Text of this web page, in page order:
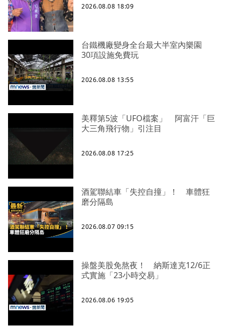
2026.08.08 18:09
台鐵機廠變身全台最大半室內樂園
30項設施免費玩
2026.08.08 13:55
美釋第5波「UFO檔案」 阿富汗「巨
大三角飛行物」引注目
2026.08.08 17:25
酒駕聯結車「失控自撞」！ 車體狂
磨分隔島
2026.08.07 09:15
操盤美股免熬夜！ 納斯達克12/6正
式實施「23小時交易」
2026.08.06 19:05